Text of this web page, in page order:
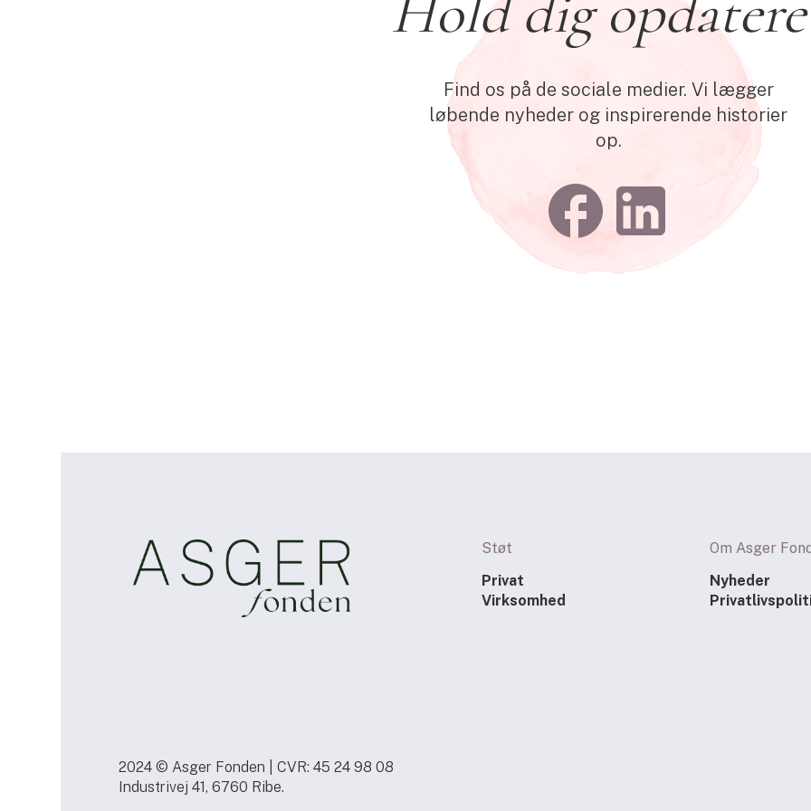
Find os på de sociale medier. Vi lægger
løbende nyheder og inspirerende historier
op.
Støt
Privat
Virksomhed
Om Asger
Nyheder
2024 © Asger Fonden | CVR: 45 24 98 08
Industrivej 41, 6760 Ribe.